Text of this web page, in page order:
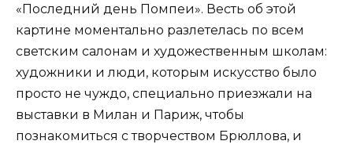
«Последний день Помпеи». Весть об этой
картине моментально разлетелась по всем
светским салонам и художественным школам:
художники и люди, которым искусство было
просто не чуждо, специально приезжали на
выставки в Милан и Париж, чтобы
познакомиться с творчеством Брюллова, и